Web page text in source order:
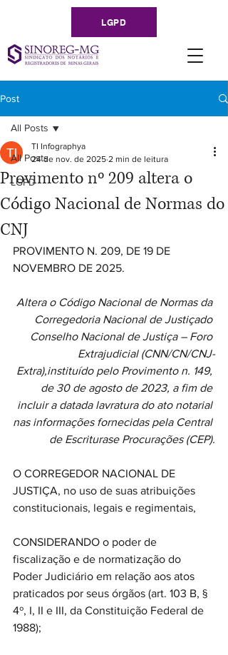
LGPD
Post
All Posts
LGPD
All Posts
Provimento nº 209 altera o
Código Nacional de Normas do
CNJ
TI Infographya
24 de nov. de 2025 2 min de leitura
PROVIMENTO N. 209, DE 19 DE
NOVEMBRO DE 2025.
Altera o Código Nacional de Normas da
Corregedoria Nacional de Justiçado
Conselho Nacional de Justiça – Foro
Extrajudicial (CNN/CN/CNJ-
Extra),instituído pelo Provimento n. 149,
de 30 de agosto de 2023, a fim de
incluir a datada lavratura do ato notarial
nas informações fornecidas pela Central
de Escriturase Procurações (CEP).
O CORREGEDOR NACIONAL DE
JUSTIÇA, no uso de suas atribuições
constitucionais, legais e regimentais,
CONSIDERANDO o poder de
fiscalização e de normatização do
Poder Judiciário em relação aos atos
praticados por seus órgãos (art. 103 B, §
4º, I, II e III, da Constituição Federal de
1988);